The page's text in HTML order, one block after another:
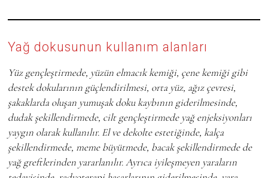
Yağ dokusunun kullanım alanları
Yüz gençleştirmede, yüzün elmacık kemiği, çene kemiği gibi
destek dokularının güçlendirilmesi, orta yüz, ağız çevresi,
şakaklarda oluşan yumuşak doku kaybının giderilmesinde,
dudak şekillendirmede, cilt gençleştirmede yağ enjeksiyonları
yaygın olarak kullanılır. El ve dekolte estetiğinde, kalça
şekillendirmede, meme büyütmede, bacak şekillendirmede de
yağ greftlerinden yararlanılır. Ayrıca iyileşmeyen yaraların